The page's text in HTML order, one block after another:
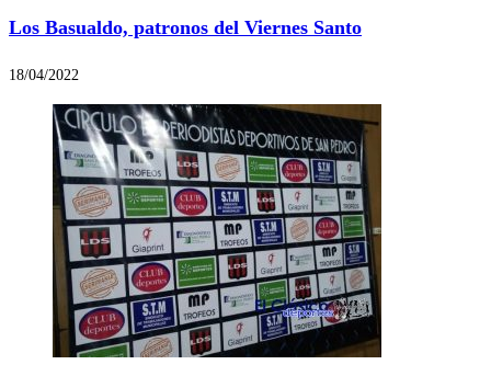
Los Basualdo, patronos del Viernes Santo
18/04/2022